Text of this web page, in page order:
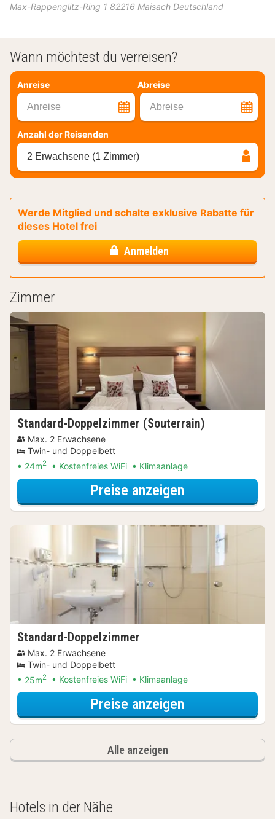
Max-Rappenglitz-Ring 1 82216 Maisach Deutschland
Wann möchtest du verreisen?
Anreise Abreise
Anreise Abreise
Anzahl der Reisenden
2 Erwachsene (1 Zimmer)
Werde Mitglied und schalte exklusive Rabatte für
dieses Hotel frei
Anmelden
Zimmer
Standard-Doppelzimmer (Souterrain)
Max. 2 Erwachsene
Twin- und Doppelbett
24m2 Kostenfreies WiFi Klimaanlage
Preise anzeigen
Standard-Doppelzimmer
Max. 2 Erwachsene
Twin- und Doppelbett
25m2 Kostenfreies WiFi Klimaanlage
Preise anzeigen
Alle anzeigen
Hotels in der Nähe